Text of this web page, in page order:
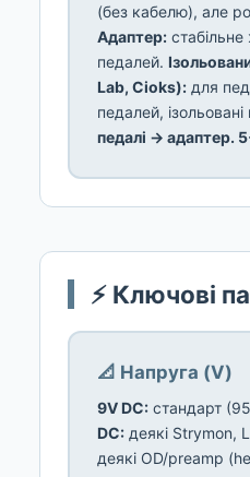
(без кабелю), але
Адаптер:
педалей.
Lab, Cioks): для
педалей,
педалі → адаптер.
⚡ Ключові
📐 Напруга (V)
9V DC: стандарт
DC: деякі Strymon,
деякі OD/preamp